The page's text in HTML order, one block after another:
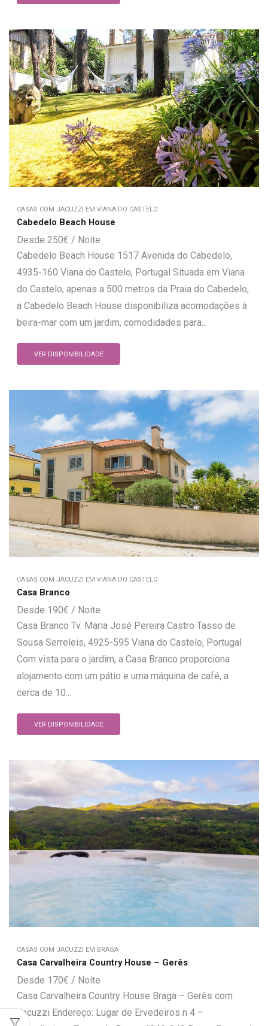
CASAS COM JACUZZI EM VIANA DO CASTELO
Cabedelo Beach House
250€
Cabedelo Beach House 1517 Avenida do Cabedelo,
4935-160 Viana do Castelo, Portugal Situada em Viana
do Castelo, apenas a 500 metros da Praia do Cabedelo,
a Cabedelo Beach House disponibiliza acomodações à
beira-mar com um jardim, comodidades para...
VER DISPONIBILIDADE
CASAS COM JACUZZI EM VIANA DO CASTELO
Casa Branco
190€
Casa Branco Tv. Maria José Pereira Castro Tasso de
Sousa Serreleis, 4925-595 Viana do Castelo, Portugal
Com vista para o jardim, a Casa Branco proporciona
alojamento com um pátio e uma máquina de café, a
cerca de 10...
VER DISPONIBILIDADE
CASAS COM JACUZZI EM BRAGA
Casa Carvalheira Country House – Gerês
170€
Casa Carvalheira Country House Braga – Gerês com
Jacuzzi Endereço: Lugar de Ervedeiros n 4 –